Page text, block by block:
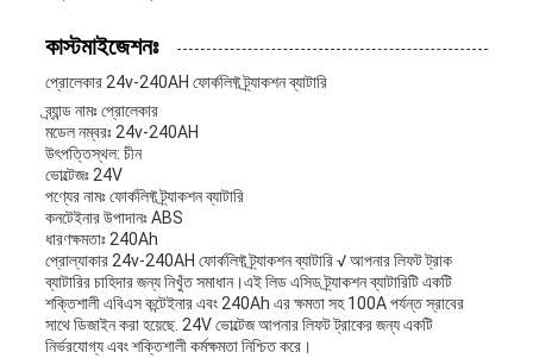
কাস্টমাইজেশনঃ
প্রোলেকার 24v-240AH ফোর্কলিফ্ট ট্র্যাকশন ব্যাটারি
ব্র্যান্ড নামঃ প্রোলেকার
মডেল নম্বরঃ 24v-240AH
উৎপত্তিস্থল: চীন
ভোল্টেজঃ 24V
পণ্যের নামঃ ফোর্কলিফ্ট ট্র্যাকশন ব্যাটারি
কনটেইনার উপাদানঃ ABS
ধারণক্ষমতাঃ 240Ah
প্রোল্যাকার 24v-240AH ফোর্কলিফ্ট ট্র্যাকশন ব্যাটারি √ আপনার লিফট ট্রাক
ব্যাটারির চাহিদার জন্য নিখুঁত সমাধান।এই লিড এসিড ট্র্যাকশন ব্যাটারিটি একটি
শক্তিশালী এবিএস কন্টেইনার এবং 240Ah এর ক্ষমতা সহ 100A পর্যন্ত স্রাবের
সাথে ডিজাইন করা হয়েছে. 24V ভোল্টেজ আপনার লিফট ট্রাকের জন্য একটি
নির্ভরযোগ্য এবং শক্তিশালী কর্মক্ষমতা নিশ্চিত করে।